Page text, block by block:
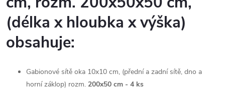
(délka x hloubka x výška)
obsahuje:
Gabionové sítě oka 10x10 cm, (přední a zadní sítě, dno a
horní záklop) rozm. 200x50 cm - 4 ks